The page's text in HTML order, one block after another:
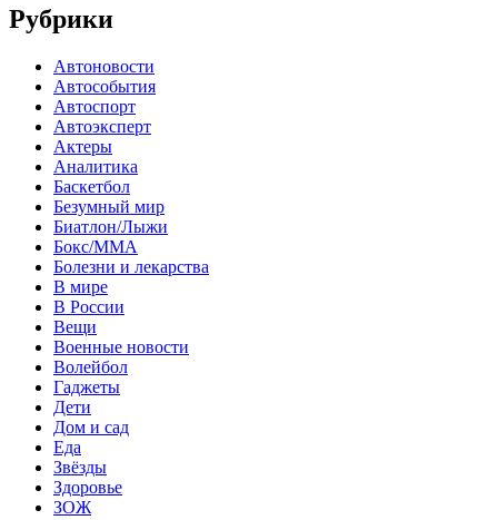
Рубрики
Автоновости
Автособытия
Автоспорт
Автоэксперт
Актеры
Аналитика
Баскетбол
Безумный мир
Биатлон/Лыжи
Бокс/MMA
Болезни и лекарства
В мире
В России
Вещи
Военные новости
Волейбол
Гаджеты
Дети
Дом и сад
Еда
Звёзды
Здоровье
ЗОЖ